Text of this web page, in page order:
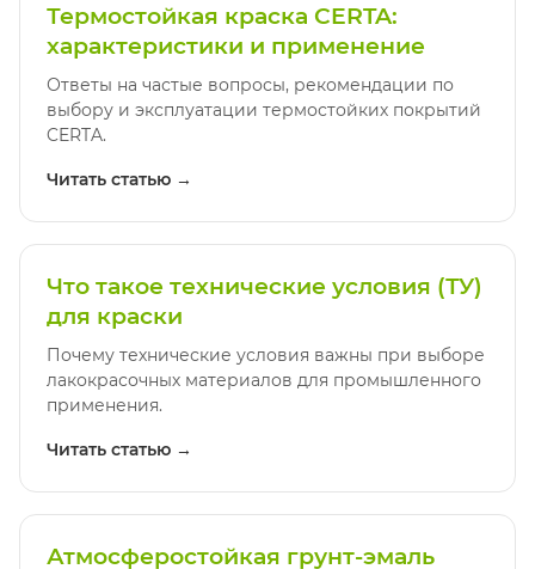
Термостойкая краска CERTA:
характеристики и применение
Ответы на частые вопросы, рекомендации по
выбору и эксплуатации термостойких покрытий
CERTA.
Читать статью →
Что такое технические условия (ТУ)
для краски
Почему технические условия важны при выборе
лакокрасочных материалов для промышленного
применения.
Читать статью →
Атмосферостойкая грунт-эмаль